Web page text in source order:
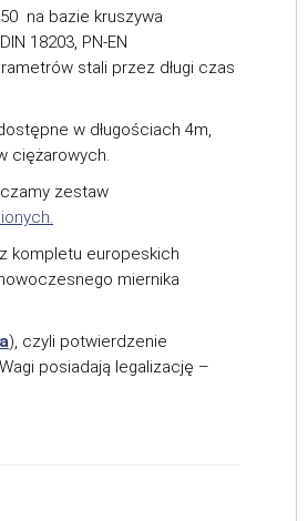
na bazie kruszywa
18203, PN-EN
stali przez długi czas
w długościach 4m,
ciężarowych.
zestaw
kompletu europeskich
miernika
), czyli potwierdzenie
posiadają legalizację –